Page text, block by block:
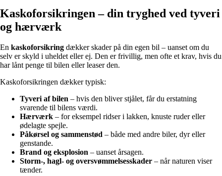
Kaskoforsikringen – din tryghed ved tyveri
og hærværk
En kaskoforsikring dækker skader på din egen bil – uanset om du
selv er skyld i uheldet eller ej. Den er frivillig, men ofte et krav, hvis du
har lånt penge til bilen eller leaser den.
Kaskoforsikringen dækker typisk:
Tyveri af bilen – hvis den bliver stjålet, får du erstatning
svarende til bilens værdi.
Hærværk – for eksempel ridser i lakken, knuste ruder eller
ødelagte spejle.
Påkørsel og sammenstød – både med andre biler, dyr eller
genstande.
Brand og eksplosion – uanset årsagen.
Storm-, hagl- og oversvømmelsesskader – når naturen viser
tænder.